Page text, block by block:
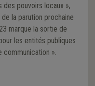
des pouvoirs locaux »,
la parution prochaine
les entités publiques
».